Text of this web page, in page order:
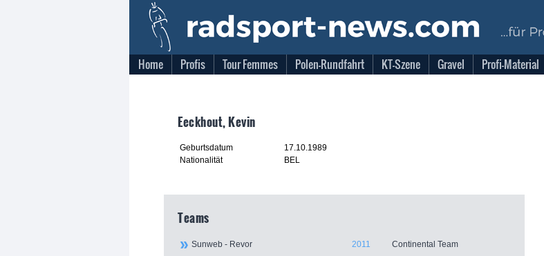
Home Profis Tour Femmes Polen-Rundfahrt KT-Szene Gravel Profi-Material
Eeckhout, Kevin
Geburtsdatum
17.10.1989
Nationalität
BEL
Teams
Sunweb - Revor 2011
Continental Team